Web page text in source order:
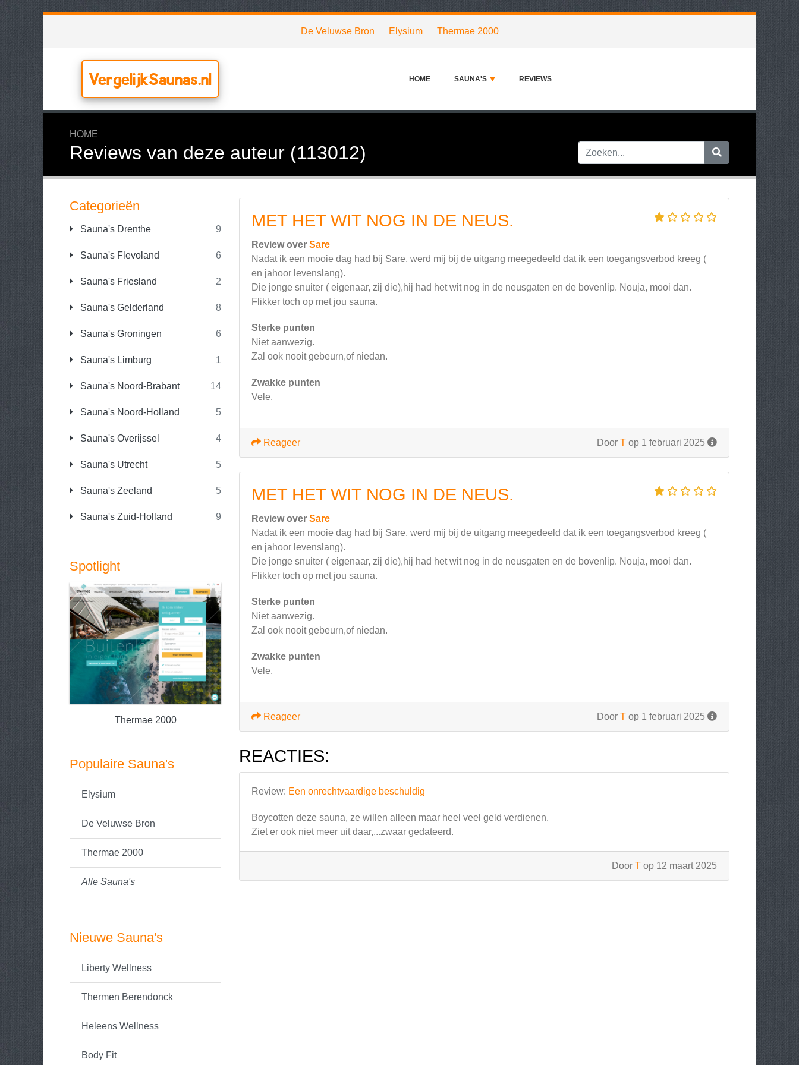
De Veluwse Bron Elysium Thermae 2000
VergelijkSaunas.nl HOME SAUNA'S REVIEWS
HOME
Reviews van deze auteur (113012)
Categorieën
Sauna's Drenthe 9
Sauna's Flevoland 6
Sauna's Friesland 2
Sauna's Gelderland 8
Sauna's Groningen 6
Sauna's Limburg 1
Sauna's Noord-Brabant 14
Sauna's Noord-Holland 5
Sauna's Overijssel 4
Sauna's Utrecht 5
Sauna's Zeeland 5
Sauna's Zuid-Holland 9
Spotlight
Thermae 2000
Populaire Sauna's
Elysium
De Veluwse Bron
Thermae 2000
Alle Sauna's
Nieuwe Sauna's
Liberty Wellness
Thermen Berendonck
Heleens Wellness
Body Fit
MET HET WIT NOG IN DE NEUS.
Review over Sare
Nadat ik een mooie dag had bij Sare, werd mij bij de uitgang meegedeeld dat ik een toegangsverbod kreeg (
en jahoor levenslang).
Die jonge snuiter ( eigenaar, zij die),hij had het wit nog in de neusgaten en de bovenlip. Nouja, mooi dan.
Flikker toch op met jou sauna.
Sterke punten
Niet aanwezig.
Zal ook nooit gebeurn,of niedan.
Zwakke punten
Vele.
Door T op 1 februari 2025
Reageer
MET HET WIT NOG IN DE NEUS.
Review over Sare
Nadat ik een mooie dag had bij Sare, werd mij bij de uitgang meegedeeld dat ik een toegangsverbod kreeg (
en jahoor levenslang).
Die jonge snuiter ( eigenaar, zij die),hij had het wit nog in de neusgaten en de bovenlip. Nouja, mooi dan.
Flikker toch op met jou sauna.
Sterke punten
Niet aanwezig.
Zal ook nooit gebeurn,of niedan.
Zwakke punten
Vele.
Door T op 1 februari 2025
Reageer
REACTIES:
Review: Een onrechtvaardige beschuldig
Boycotten deze sauna, ze willen alleen maar heel veel geld verdienen.
Ziet er ook niet meer uit daar,...zwaar gedateerd.
Door T op 12 maart 2025